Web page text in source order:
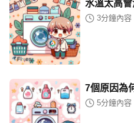
水溫太高
3分鐘內容
7個原因為
5分鐘內容